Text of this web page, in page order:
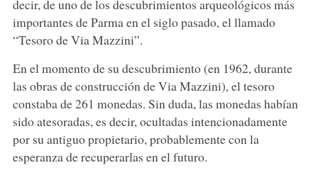
decir, de uno de los descubrimientos arqueológicos más
importantes de Parma en el siglo pasado, el llamado
“Tesoro de Via Mazzini”.
En el momento de su descubrimiento (en 1962, durante
las obras de construcción de Via Mazzini), el tesoro
constaba de 261 monedas. Sin duda, las monedas habían
sido atesoradas, es decir, ocultadas intencionadamente
por su antiguo propietario, probablemente con la
esperanza de recuperarlas en el futuro.